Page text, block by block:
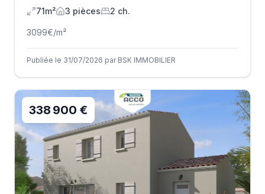
71m²
3 pièces 2 ch.
3099€/m²
Publiée le 31/07/2026 par BSK IMMOBILIER
338 900 €